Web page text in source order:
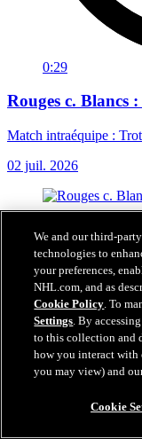
0:29
Rouges c. Blancs
Match intraéquipe :
02 juil. 2026
We and our third-
technologies to
your preferences,
NHL.com, and as
Cookie Policy. To
Settings. By
to this collection and
how you interact with
you may view) and
Cookie